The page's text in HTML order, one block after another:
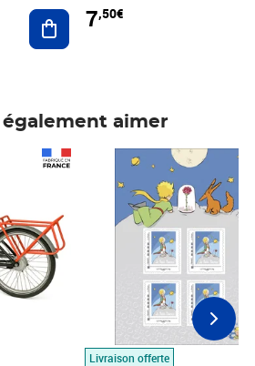
Ajouter au panier
7,50€
aimer
Livraison offerte
Prix 7,50€